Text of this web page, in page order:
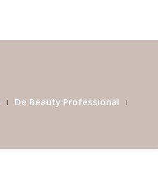
De Beauty Professional